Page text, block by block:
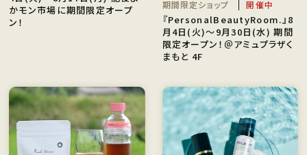
かモン市場に期間限定オープ
ン！
期間限定ショップ 開催中
『PersonalBeautyRoom.』8
月4日(火)〜9月30日(水) 期間
限定オープン！＠アミュプラザく
まもと 4F